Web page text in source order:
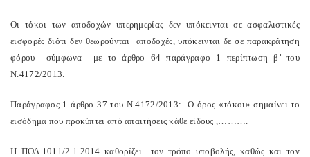
Οι τόκοι των αποδοχών υπερημερίας δεν υπόκεινται σε ασφαλιστικές
εισφορές διότι δεν θεωρούνται αποδοχές, υπόκεινται δε σε παρακράτηση
φόρου σύμφωνα με το άρθρο 64 παράγραφο 1 περίπτωση β’ του
Ν.4172/2013.
Παράγραφος 1 άρθρο 37 του Ν.4172/2013: Ο όρος «τόκοι» σημαίνει το
εισόδημα που προκύπτει από απαιτήσεις κάθε είδους ,……….
Η ΠΟΛ.1011/2.1.2014 καθορίζει
τον τρόπο υποβολής, καθώς και τον